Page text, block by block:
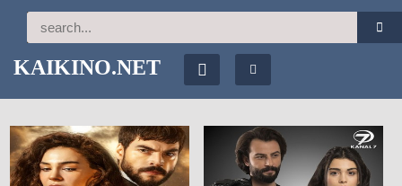
KAIKINO.NET